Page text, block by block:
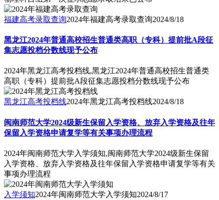
福建高考录取查询2024年福建高考录取查询2024/8/18
黑龙江2024年普通高校招生普通类高职（专科）提前批A段征
集志愿投档分数线现予公布
2024年黑龙江高考投档线,黑龙江2024年普通高校招生普通类
高职（专科）提前批A段征集志愿投档分数线现予公布
黑龙江高考投档线2024年黑龙江高考投档线2024/8/18
闽南师范大学2024级新生保留入学资格、放弃入学资格及往年
保留入学资格申请复学等有关事项办理流程
2024年闽南师范大学入学须知,闽南师范大学2024级新生保留
入学资格、放弃入学资格及往年保留入学资格申请复学等有关
事项办理流程
入学须知2024年闽南师范大学入学须知2024/8/17